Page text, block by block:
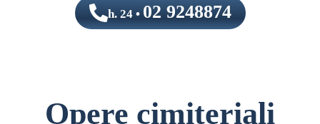
h. 24 •02 9248874
Opere cimiteriali